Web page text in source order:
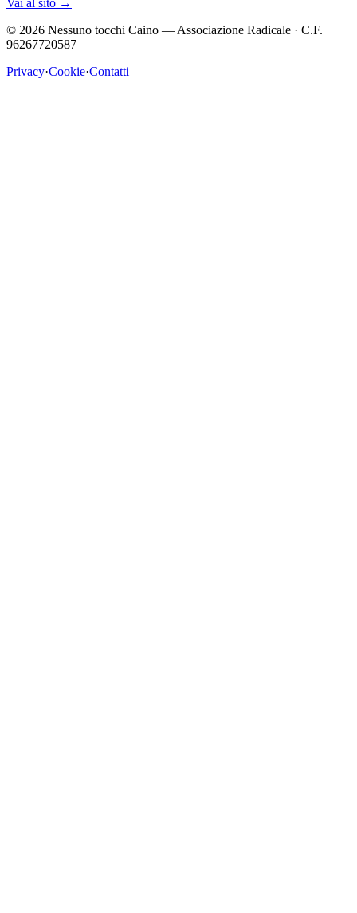
Vai al sito →
© 2026 Nessuno tocchi Caino — Associazione Radicale · C.F.
96267720587
Privacy·Cookie·Contatti